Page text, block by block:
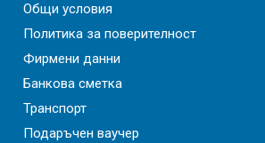
Общи условия
Политика за поверителност
Фирмени данни
Банкова сметка
Транспорт
Подаръчен ваучер